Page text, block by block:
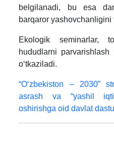
belgilanadi, bu esa
barqaror yashovchanligini
Ekologik seminarlar,
hududlarni parvarishlash
oʻtkaziladi.
“O‘zbekiston – 2030”
asrash va “yashil
oshirishga oid davlat